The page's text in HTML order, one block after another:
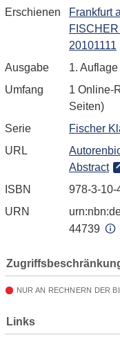
Erschienen
Frankfurt
20101111
Ausgabe
1. Auflage
Umfang
1 Online-
Seiten)
Serie
Fischer
URL
Abstract
ISBN
978-3-10-
URN
44739
NUR AN RECHNERN DER
Links